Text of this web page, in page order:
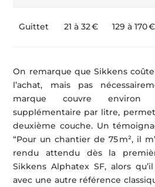
Guittet 21 à 32 € 129 à 170 €
On remarque que Sikkens
l’achat, mais pas
marque couvre
supplémentaire par litre,
deuxième couche. Un
“Pour un chantier de 75 m², il
rendu attendu dès la
Sikkens Alphatex SF, alors
avec une autre référence